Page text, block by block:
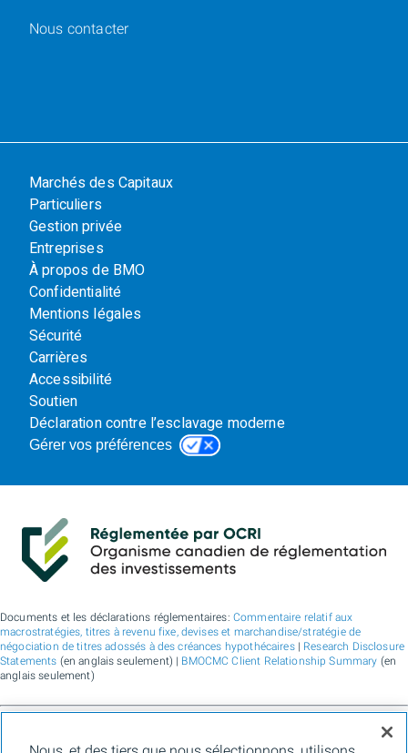
Nous contacter
Marchés des Capitaux
Particuliers
Gestion privée
Entreprises
À propos de BMO
Confidentialité
Mentions légales
Sécurité
Carrières
Accessibilité
Soutien
Déclaration contre l’esclavage moderne
Gérer vos préférences
Documents et les déclarations réglementaires: Commentaire relatif aux
macrostratégies, titres à revenu fixe, devises et marchandise/stratégie de
négociation de titres adossés à des créances hypothécaires| Research Disclosure
Statements (en anglais seulement) | BMOCMC Client Relationship Summary (en
anglais seulement)